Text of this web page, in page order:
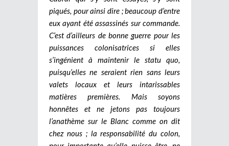
piqués, pour ainsi dire ; beaucoup d’entre
eux ayant été assassinés sur commande.
C’est d’ailleurs de bonne guerre pour les
puissances colonisatrices si elles
s’ingénient à maintenir le statu quo,
puisqu’elles ne seraient rien sans leurs
valets locaux et leurs intarissables
matières premières. Mais soyons
honnêtes et ne jetons pas toujours
l’anathème sur le Blanc comme on dit
chez nous ; la responsabilité du colon,